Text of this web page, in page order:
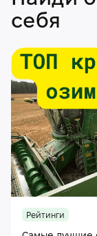
себя
Рейтинги